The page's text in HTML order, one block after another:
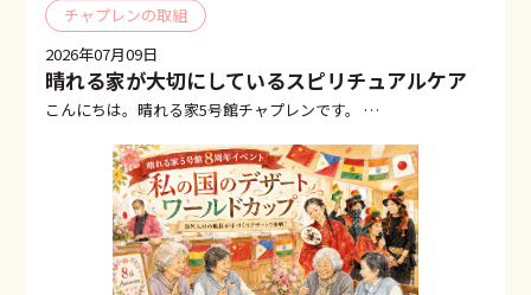
チャプレンの取組
2026年07月09日
晴れる家が大切にしているスピリチュアルケア
こんにちは。晴れる家5号館チャプレンです。 …